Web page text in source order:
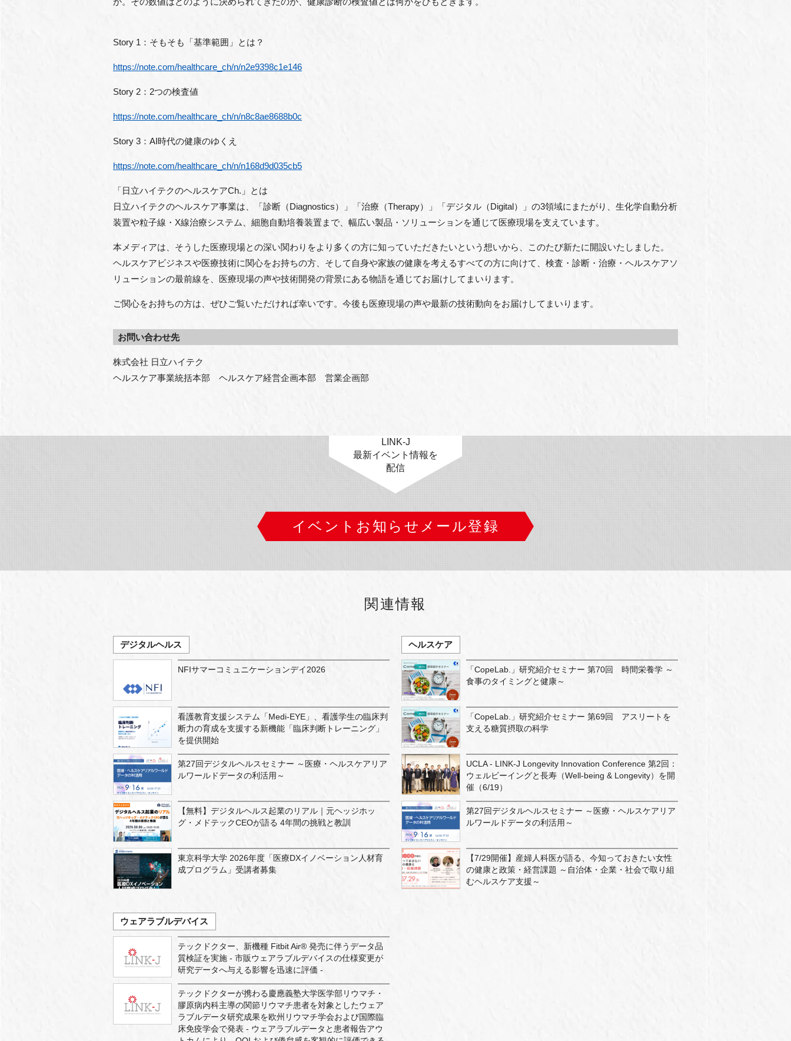
Story 1：そもそも「基準範囲」とは？
https://note.com/healthcare_ch/n/n2e9398c1e146
Story 2：2つの検査値
https://note.com/healthcare_ch/n/n8c8ae8688b0c
Story 3：AI時代の健康のゆくえ
https://note.com/healthcare_ch/n/n168d9d035cb5
「日立ハイテクのヘルスケアCh.」とは
日立ハイテクのヘルスケア事業は、「診断（Diagnostics）」「治療（Therapy）」「デジタル（Digital）」の3領域にまたがり、生化学自動分析
装置や粒子線・X線治療システム、細胞自動培養装置まで、幅広い製品・ソリューションを通じて医療現場を支えています。
本メディアは、そうした医療現場との深い関わりをより多くの方に知っていただきたいという想いから、このたび新たに開設いたしました。
ヘルスケアビジネスや医療技術に関心をお持ちの方、そして自身や家族の健康を考えるすべての方に向けて、検査・診断・治療・ヘルスケアソ
リューションの最前線を、医療現場の声や技術開発の背景にある物語を通じてお届けしてまいります。
ご関心をお持ちの方は、ぜひご覧いただければ幸いです。今後も医療現場の声や最新の技術動向をお届けしてまいります。
お問い合わせ先
株式会社 日立ハイテク
ヘルスケア事業統括本部　ヘルスケア経営企画本部　営業企画部
LINK-J
最新イベント情報を
配信
イベントお知らせメール登録
関連情報
デジタルヘルス
NFIサマーコミュニケーションデイ2026
看護教育支援システム「Medi-EYE」、看護学生の臨床判
断力の育成を支援する新機能「臨床判断トレーニング」
を提供開始
第27回デジタルヘルスセミナー ～医療・ヘルスケアリア
ルワールドデータの利活用～
【無料】デジタルヘルス起業のリアル｜元ヘッジホッ
グ・メドテックCEOが語る 4年間の挑戦と教訓
東京科学大学 2026年度「医療DXイノベーション人材育
成プログラム」受講者募集
ヘルスケア
「CopeLab.」研究紹介セミナー 第70回 時間栄養学 ～
食事のタイミングと健康～
「CopeLab.」研究紹介セミナー 第69回 アスリートを
支える糖質摂取の科学
UCLA - LINK-J Longevity Innovation Conference 第2回：
ウェルビーイングと長寿（Well-being & Longevity）を開
催（6/19）
第27回デジタルヘルスセミナー ～医療・ヘルスケアリア
ルワールドデータの利活用～
【7/29開催】産婦人科医が語る、今知っておきたい女性
の健康と政策・経営課題 ～自治体・企業・社会で取り組
むヘルスケア支援～
ウェアラブルデバイス
テックドクター、新機種 Fitbit Air® 発売に伴うデータ品
質検証を実施 - 市販ウェアラブルデバイスの仕様変更が
研究データへ与える影響を迅速に評価 -
テックドクターが携わる慶應義塾大学医学部リウマチ・
膠原病内科主導の関節リウマチ患者を対象としたウェア
ラブルデータ研究成果を欧州リウマチ学会および国際臨
床免疫学会で発表 - ウェアラブルデータと患者報告アウ